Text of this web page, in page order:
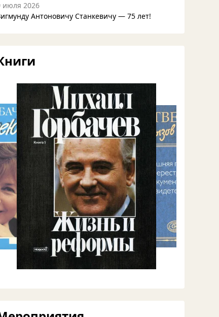
июля 2026
Антоновичу Станкевичу — 75 лет!